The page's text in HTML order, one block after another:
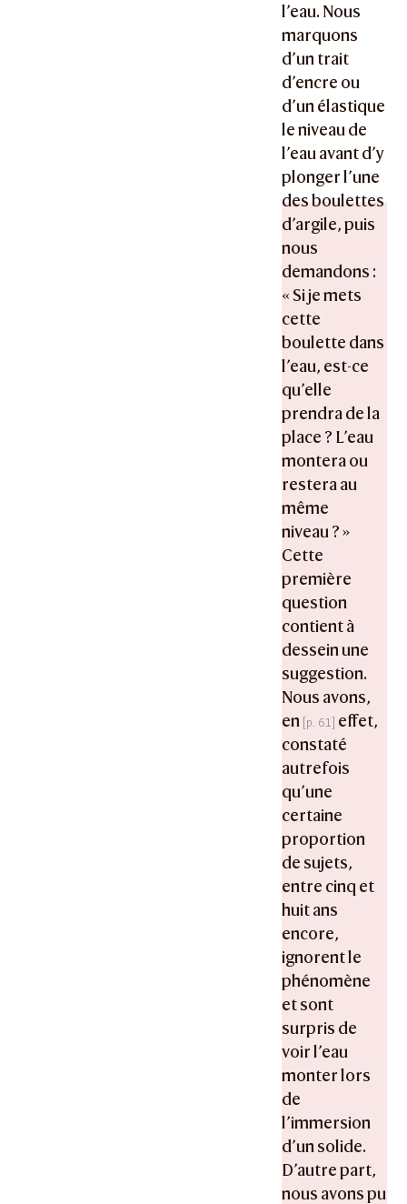
l’eau. Nous
marquons
d’un trait
d’encre ou
d’un élastique
le niveau de
l’eau avant d’y
plonger l’une
des boulettes
d’argile, puis
nous
demandons :
« Si je mets
cette
boulette dans
l’eau, est-ce
qu’elle
prendra de la
place ? L’eau
montera ou
restera au
même
niveau ? »
Cette
première
question
contient à
dessein une
suggestion.
Nous avons,
en
effet,
constaté
autrefois
qu’une
certaine
proportion
de sujets,
entre cinq et
huit ans
encore,
ignorent le
phénomène
et sont
surpris de
voir l’eau
monter lors
de
l’immersion
d’un solide.
D’autre part,
nous avons pu